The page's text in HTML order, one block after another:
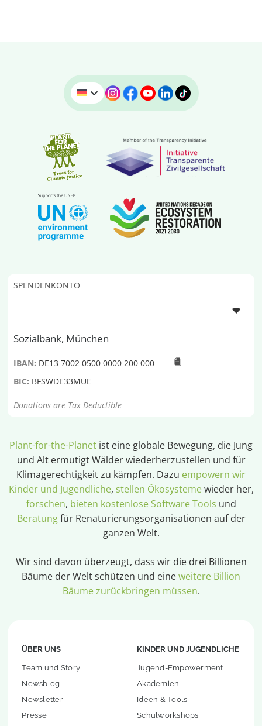
SPENDENKONTO
Sozialbank, München
IBAN: DE13 7002 0500 0000 200 000
BIC: BFSWDE33MUE
Donations are Tax Deductible
Plant-for-the-Planet ist eine globale Bewegung, die Jung
und Alt ermutigt Wälder wiederherzustellen und für
Klimagerechtigkeit zu kämpfen. Dazu empowern wir
Kinder und Jugendliche, stellen Ökosystemewieder her,
forschen, bieten kostenlose Software Tools und
Beratungfür Renaturierungsorganisationen auf der
ganzen Welt.
Wir sind davon überzeugt, dass wir die drei Billionen
Bäume der Welt schützen und eineweitere Billion
Bäume zurückbringen müssen.
ÜBER UNS
Team und Story
Newsblog
Newsletter
Presse
KINDER UND JUGENDLICHE
Jugend-Empowerment
Akademien
Ideen & Tools
Schulworkshops